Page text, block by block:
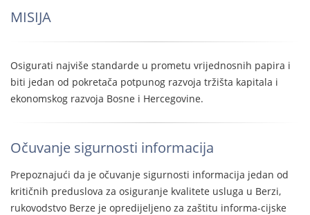
MISIJA
Osigurati najviše standarde u prometu vrijednosnih papira i
biti jedan od pokretača potpunog razvoja tržišta kapitala i
ekonomskog razvoja Bosne i Hercegovine.
Očuvanje sigurnosti informacija
Prepoznajući da je očuvanje sigurnosti informacija jedan od
kritičnih preduslova za osiguranje kvalitete usluga u Berzi,
rukovodstvo Berze je opredijeljeno za zaštitu informa-cijske